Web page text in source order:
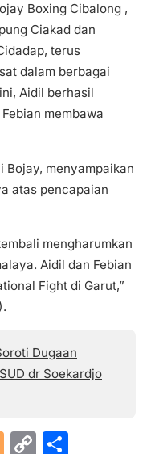
Boxing Cibalong ,
Ciakad dan
terus
dalam berbagai
Aidil berhasil
membawa
Bojay, menyampaikan
atas pencapaian
mengharumkan
Aidil dan Febian
Fight di Garut,”
Dugaan
dr Soekardjo
Bl C